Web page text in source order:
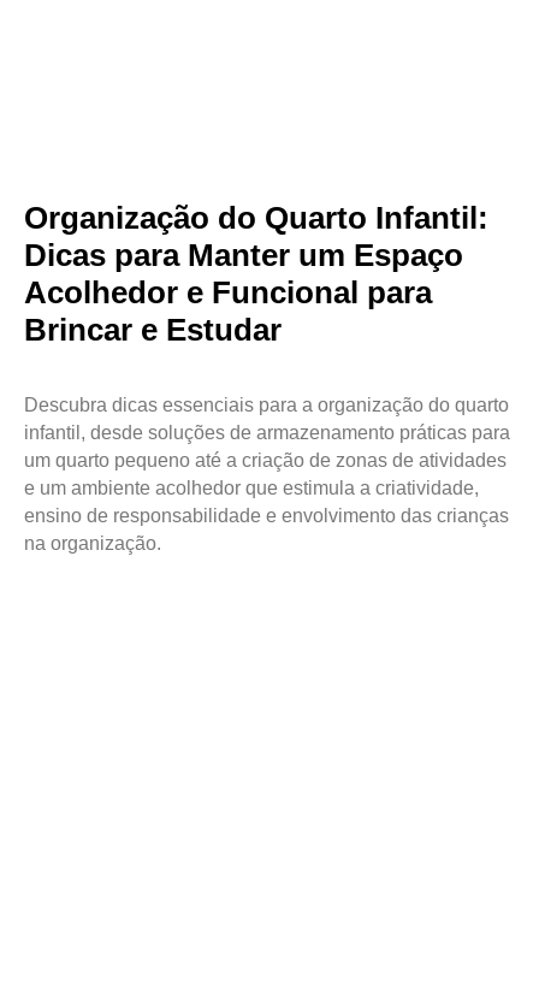
Organização do Quarto Infantil:
Dicas para Manter um Espaço
Acolhedor e Funcional para
Brincar e Estudar
Descubra dicas essenciais para a organização do quarto
infantil, desde soluções de armazenamento práticas para
um quarto pequeno até a criação de zonas de atividades
e um ambiente acolhedor que estimula a criatividade,
ensino de responsabilidade e envolvimento das crianças
na organização.